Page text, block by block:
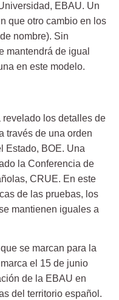
EBAU. Un
que otro cambio en los
nombre). Sin
mantendrá de igual
en este modelo.
los detalles de
través de una orden
Estado, BOE. Una
la Conferencia de
CRUE. En este
de las pruebas, los
mantienen iguales a
se marcan para la
el 15 de junio
de la EBAU en
del territorio español.